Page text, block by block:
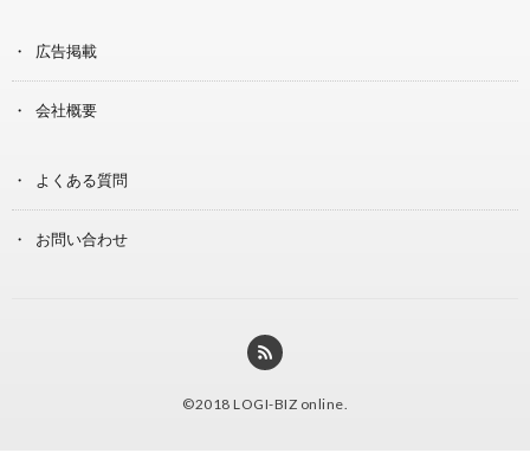
広告掲載
会社概要
よくある質問
お問い合わせ
©2018 LOGI-BIZ online